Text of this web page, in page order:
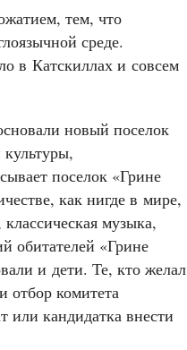
тем, что
среде.
в Катскиллах и совсем
новый поселок
поселок «Грине
как нигде в мире,
музыка,
обитателей «Грине
и дети. Те, кто желал
отбор комитета
или кандидатка внести